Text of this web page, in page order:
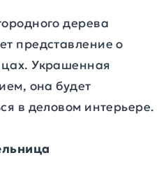
дерева
представление о
Украшенная
она будет
в деловом интерьере.